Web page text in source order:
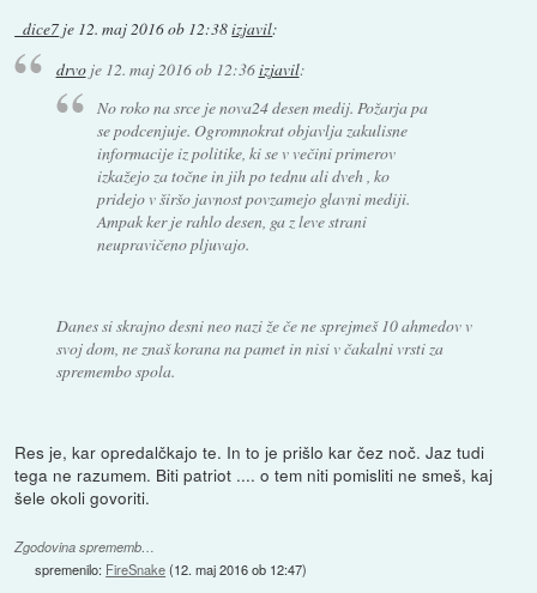
_dice7 je 12. maj 2016 ob 12:38izjavil:
drvoje 12. maj 2016 ob 12:36izjavil:
No roko na srce je nova24 desen medij. Požarja pa
se podcenjuje. Ogromnokrat objavlja zakulisne
informacije iz politike, ki se v večini primerov
izkažejo za točne in jih po tednu ali dveh , ko
pridejo v širšo javnost povzamejo glavni mediji.
Ampak ker je rahlo desen, ga z leve strani
neupravičeno pljuvajo.
Danes si skrajno desni neo nazi že če ne sprejmeš 10 ahmedov v
svoj dom, ne znaš korana na pamet in nisi v čakalni vrsti za
spremembo spola.
Res je, kar opredalčkajo te. In to je prišlo kar čez noč. Jaz tudi
tega ne razumem. Biti patriot .... o tem niti pomisliti ne smeš, kaj
šele okoli govoriti.
Zgodovina sprememb…
spremenilo: FireSnake(12. maj 2016 ob 12:47)